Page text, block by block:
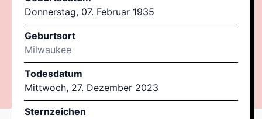
Donnerstag, 07. Februar 1935
Geburtsort
Milwaukee
Todesdatum
Mittwoch, 27. Dezember 2023
Sternzeichen